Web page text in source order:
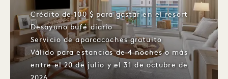
Crédito de 100 $ para gastar en el resort
Desayuno bufé diario
Servicio de aparcacoches gratuito
Válido para estancias de 4 noches o más
entre el 20 de julio y el 31 de octubre de